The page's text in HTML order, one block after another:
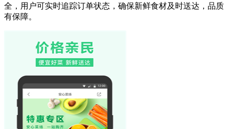
全，用户可实时追踪订单状态，确保新鲜食材及时送达，品质
有保障。